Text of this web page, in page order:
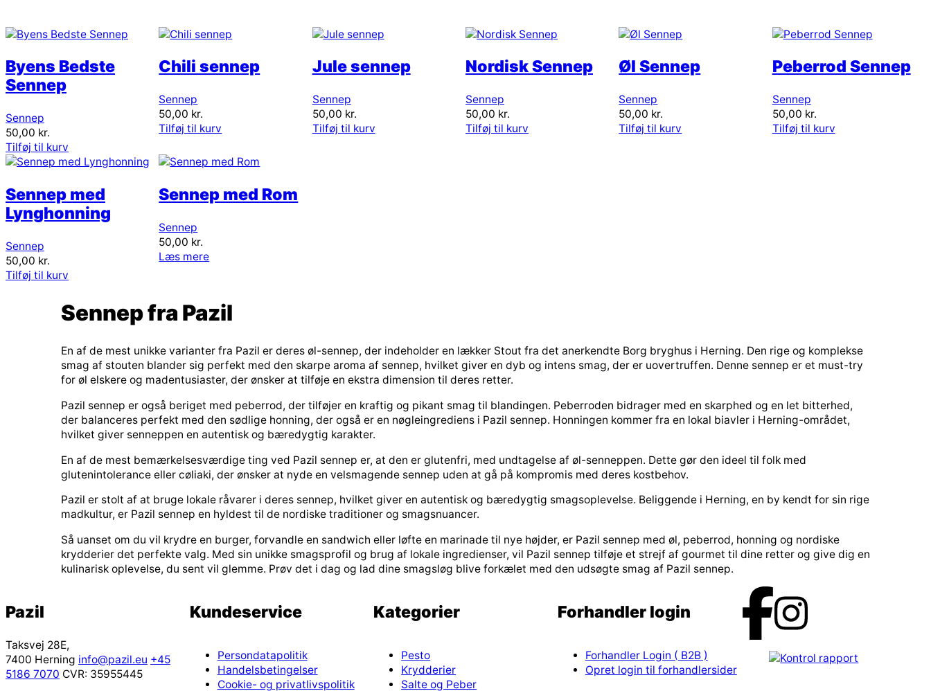
Byens Bedste
Sennep
Sennep
50,00 kr.
Tilføj til kurv
Chili sennep
Sennep
50,00 kr.
Tilføj til kurv
Jule sennep
Sennep
50,00 kr.
Tilføj til kurv
Nordisk Sennep
Sennep
50,00 kr.
Tilføj til kurv
Øl Sennep
Sennep
50,00 kr.
Tilføj til kurv
Peberrod Sennep
Sennep
50,00 kr.
Tilføj til kurv
Sennep med
Lynghonning
Sennep
50,00 kr.
Tilføj til kurv
Sennep med Rom
Sennep
50,00 kr.
Læs mere
Sennep fra Pazil
En af de mest unikke varianter fra Pazil er deres øl-sennep, der indeholder en lækker Stout fra det anerkendte Borg bryghus i Herning. Den rige og komplekse
smag af stouten blander sig perfekt med den skarpe aroma af sennep, hvilket giver en dyb og intens smag, der er uovertruffen. Denne sennep er et must-try
for øl elskere og madentusiaster, der ønsker at tilføje en ekstra dimension til deres retter.
Pazil sennep er også beriget med peberrod, der tilføjer en kraftig og pikant smag til blandingen. Peberroden bidrager med en skarphed og en let bitterhed,
der balanceres perfekt med den sødlige honning, der også er en nøgleingrediens i Pazil sennep. Honningen kommer fra en lokal biavler i Herning-området,
hvilket giver senneppen en autentisk og bæredygtig karakter.
En af de mest bemærkelsesværdige ting ved Pazil sennep er, at den er glutenfri, med undtagelse af øl-senneppen. Dette gør den ideel til folk med
glutenintolerance eller cøliaki, der ønsker at nyde en velsmagende sennep uden at gå på kompromis med deres kostbehov.
Pazil er stolt af at bruge lokale råvarer i deres sennep, hvilket giver en autentisk og bæredygtig smagsoplevelse. Beliggende i Herning, en by kendt for sin rige
madkultur, er Pazil sennep en hyldest til de nordiske traditioner og smagsnuancer.
Så uanset om du vil krydre en burger, forvandle en sandwich eller løfte en marinade til nye højder, er Pazil sennep med øl, peberrod, honning og nordiske
krydderier det perfekte valg. Med sin unikke smagsprofil og brug af lokale ingredienser, vil Pazil sennep tilføje et strejf af gourmet til dine retter og give dig en
kulinarisk oplevelse, du sent vil glemme. Prøv det i dag og lad dine smagsløg blive forkælet med den udsøgte smag af Pazil sennep.
Pazil
Taksvej 28E,
7400 Herning info@pazil.eu +45
5186 7070 CVR: 35955445
Kundeservice
Persondatapolitik
Handelsbetingelser
Cookie- og privatlivspolitik
Kategorier
Pesto
Krydderier
Salte og Peber
Forhandler login
Forhandler Login ( B2B )
Opret login til forhandlersider